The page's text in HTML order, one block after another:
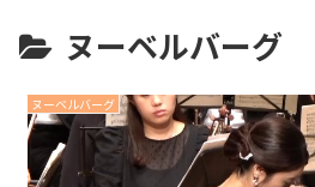
ヌーベルバーグ
ヌーベルバーグ